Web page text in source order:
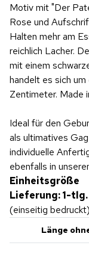
Motiv mit "Der
Rose und
Halten mehr am
reichlich Lacher.
mit einem
handelt es sich
Zentimeter. Made
Ideal für den
als ultimatives
individuelle
ebenfalls in
Einheitsgröße
Lieferung: 1-tlg.
(einseitig bedruckt)
Länge